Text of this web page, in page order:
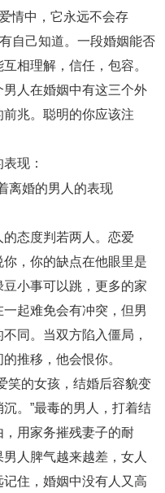
处女座男生
爱情歌曲 爱情图片
情电影 双子座男生
白羊座男生 吵架
婚姻问题 脾气
梦见 抽签算命
美妆 情感挽回
挽回男友 孕妇食谱
庭暴力 孕中期
孕早期 感情挽回
月子 婴儿辅食
搭讪 光棍节
情中，它永远不会存
自己知道。一段婚姻能否
相理解，信任，包容。
人在婚姻中有这三个外
兆。聪明的你应该注
现：
态度判若两人。恋爱
，你的缺点在他眼里是
小事可以跳，更多的家
起难免会有冲突，但男
同。当双方陷入僵局，
推移，他会恨你。
的女孩，结婚后容貌变
。”最毒的男人，打着结
用家务摧残妻子的耐
人脾气越来越差，女人
住，婚姻中没有人又高